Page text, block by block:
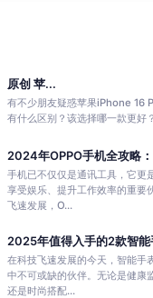
原创 苹...
有不少朋友疑惑苹果iPhone 16
有什么区别？该选择哪一款更好
2024年OPPO手机全攻略
手机已不仅仅是通讯工具，它更
享受娱乐、提升工作效率的重要
飞速发展，O...
2025年值得入手的2款智能
在科技飞速发展的今天，智能手
中不可或缺的伙伴。无论是健康
还是时尚搭配...